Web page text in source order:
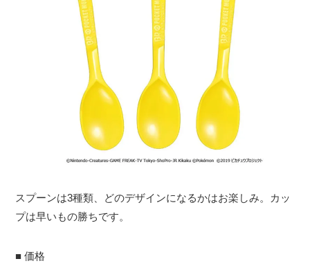
スプーンは3種類、どのデザインになるかはお楽しみ。カッ
プは早いもの勝ちです。
■ 価格